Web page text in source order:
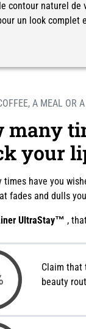
contour naturel de
un look complet et
many
your
times have you
Claim that